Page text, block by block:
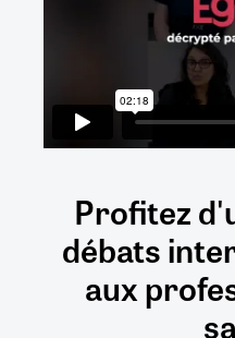
Profitez
débats
aux